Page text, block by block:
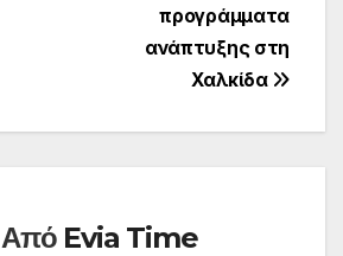
προγράμματα
ανάπτυξης στη
Χαλκίδα
Από Evia Time